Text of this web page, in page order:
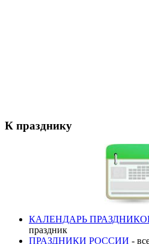
К празднику
КАЛЕНДАРЬ
праздник
ПРАЗДНИКИ РОССИИ -